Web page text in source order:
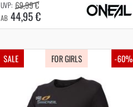
AB 44,95 €
69,99 €
SALE -60%
FOR GIRLS